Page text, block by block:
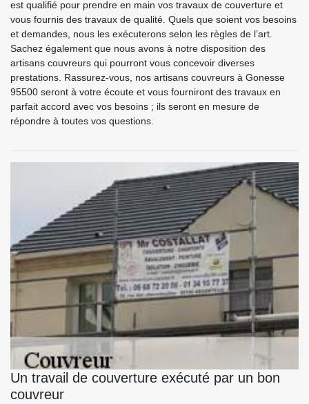
est qualifié pour prendre en main vos travaux de couverture et
vous fournis des travaux de qualité. Quels que soient vos besoins
et demandes, nous les exécuterons selon les règles de l’art.
Sachez également que nous avons à notre disposition des
artisans couvreurs qui pourront vous concevoir diverses
prestations. Rassurez-vous, nos artisans couvreurs à Gonesse
95500 seront à votre écoute et vous fourniront des travaux en
parfait accord avec vos besoins ; ils seront en mesure de
répondre à toutes vos questions.
Un travail de couverture exécuté par un bon
couvreur